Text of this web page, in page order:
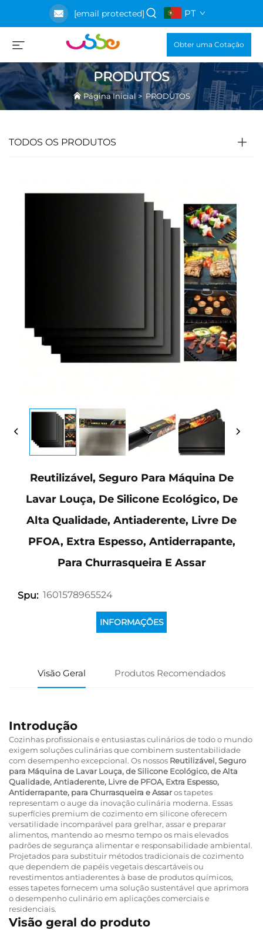
[email protected] PT
Obter uma Cotação
PRODUTOS
Página Inicial> PRODUTOS
TODOS OS PRODUTOS
Reutilizável, Seguro Para Máquina De
Lavar Louça, De Silicone Ecológico, De
Alta Qualidade, Antiaderente, Livre De
PFOA, Extra Espesso, Antiderrapante,
Para Churrasqueira E Assar
Spu: 1601578965524
INFORMAÇÕES
Visão Geral Produtos Recomendados
Introdução
Cozinhas profissionais e entusiastas culinários de todo o mundo
exigem soluções culinárias que combinem sustentabilidade
com desempenho excepcional. Os nossos Reutilizável, Seguro
para Máquina de Lavar Louça, de Silicone Ecológico, de Alta
Qualidade, Antiaderente, Livre de PFOA, Extra Espesso,
Antiderrapante, para Churrasqueira e Assaros tapetes
representam o auge da inovação culinária moderna. Essas
superfícies premium de cozimento em silicone oferecem
versatilidade incomparável para grelhar, assar e preparar
alimentos, mantendo ao mesmo tempo os mais elevados
padrões de segurança alimentar e responsabilidade ambiental.
Projetados para substituir métodos tradicionais de cozimento
que dependem de papéis vegetais descartáveis ou
revestimentos antiaderentes à base de produtos químicos,
esses tapetes fornecem uma solução sustentável que aprimora
o desempenho culinário em aplicações comerciais e
residenciais.
Visão geral do produto